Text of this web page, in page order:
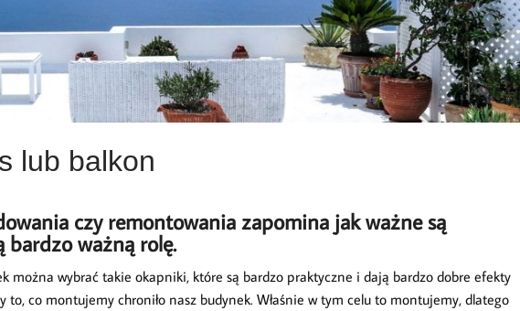
lub balkon
czy remontowania zapomina jak ważne są
bardzo ważną rolę.
można wybrać takie okapniki, które są bardzo praktyczne i dają bardzo dobre efekty
co montujemy chroniło nasz budynek. Właśnie w tym celu to montujemy, dlatego